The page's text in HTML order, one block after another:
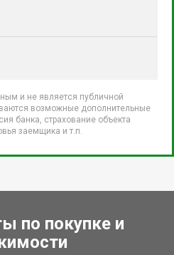
и не является публичной
возможные дополнительные
банка, страхование объекта
заемщика и т.п.
по покупке и